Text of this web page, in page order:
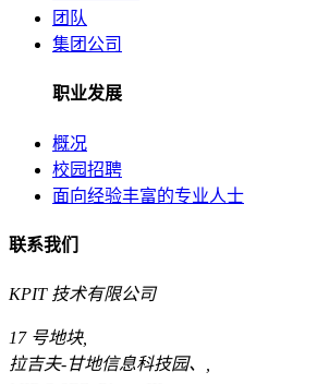
团队
集团公司
职业发展
概况
校园招聘
面向经验丰富的专业人士
联系我们
KPIT 技术有限公司
17 号地块,
拉吉夫-甘地信息科技园、,